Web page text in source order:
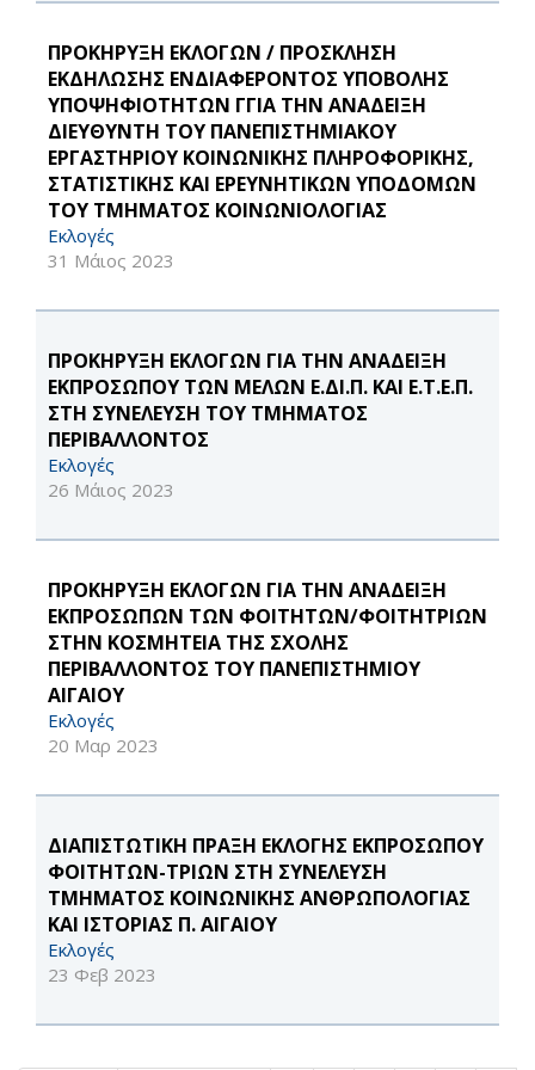
ΠΡΟΚΗΡΥΞΗ ΕΚΛΟΓΩΝ / ΠΡΟΣΚΛΗΣΗ
ΕΚΔΗΛΩΣΗΣ ΕΝΔΙΑΦΕΡΟΝΤΟΣ ΥΠΟΒΟΛΗΣ
ΥΠΟΨΗΦΙΟΤΗΤΩΝ ΓΓΙΑ ΤΗΝ ΑΝΑΔΕΙΞΗ
ΔΙΕΥΘΥΝΤΗ ΤΟΥ ΠΑΝΕΠΙΣΤΗΜΙΑΚΟΥ
ΕΡΓΑΣΤΗΡΙΟΥ ΚΟΙΝΩΝΙΚΗΣ ΠΛΗΡΟΦΟΡΙΚΗΣ,
ΣΤΑΤΙΣΤΙΚΗΣ ΚΑΙ ΕΡΕΥΝΗΤΙΚΩΝ ΥΠΟΔΟΜΩΝ
ΤΟΥ ΤΜΗΜΑΤΟΣ ΚΟΙΝΩΝΙΟΛΟΓΙΑΣ
Εκλογές
31 Μάιος 2023
ΠΡΟΚΗΡΥΞΗ ΕΚΛΟΓΩΝ ΓΙΑ ΤΗΝ ΑΝΑΔΕΙΞΗ
ΕΚΠΡΟΣΩΠΟΥ ΤΩΝ ΜΕΛΩΝ Ε.ΔΙ.Π. ΚΑΙ Ε.Τ.Ε.Π.
ΣΤΗ ΣΥΝΕΛΕΥΣΗ ΤΟΥ ΤΜΗΜΑΤΟΣ
ΠΕΡΙΒΑΛΛΟΝΤΟΣ
Εκλογές
26 Μάιος 2023
ΠΡΟΚΗΡΥΞΗ ΕΚΛΟΓΩΝ ΓΙΑ ΤΗΝ ΑΝΑΔΕΙΞΗ
ΕΚΠΡΟΣΩΠΩΝ ΤΩΝ ΦΟΙΤΗΤΩΝ/ΦΟΙΤΗΤΡΙΩΝ
ΣΤΗΝ ΚΟΣΜΗΤΕΙΑ ΤΗΣ ΣΧΟΛΗΣ
ΠΕΡΙΒΑΛΛΟΝΤΟΣ ΤΟΥ ΠΑΝΕΠΙΣΤΗΜΙΟΥ
ΑΙΓΑΙΟΥ
Εκλογές
20 Μαρ 2023
ΔΙΑΠΙΣΤΩΤΙΚΗ ΠΡΑΞΗ ΕΚΛΟΓΗΣ ΕΚΠΡΟΣΩΠΟΥ
ΦΟΙΤΗΤΩΝ-ΤΡΙΩΝ ΣΤΗ ΣΥΝΕΛΕΥΣΗ
ΤΜΗΜΑΤΟΣ ΚΟΙΝΩΝΙΚΗΣ ΑΝΘΡΩΠΟΛΟΓΙΑΣ
ΚΑΙ ΙΣΤΟΡΙΑΣ Π. ΑΙΓΑΙΟΥ
Εκλογές
23 Φεβ 2023